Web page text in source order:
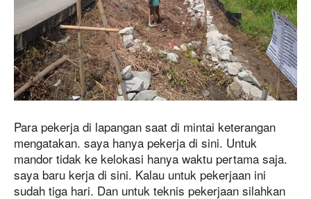
Para pekerja di lapangan saat di mintai keterangan
mengatakan. saya hanya pekerja di sini. Untuk
mandor tidak ke kelokasi hanya waktu pertama saja.
saya baru kerja di sini. Kalau untuk pekerjaan ini
sudah tiga hari. Dan untuk teknis pekerjaan silahkan